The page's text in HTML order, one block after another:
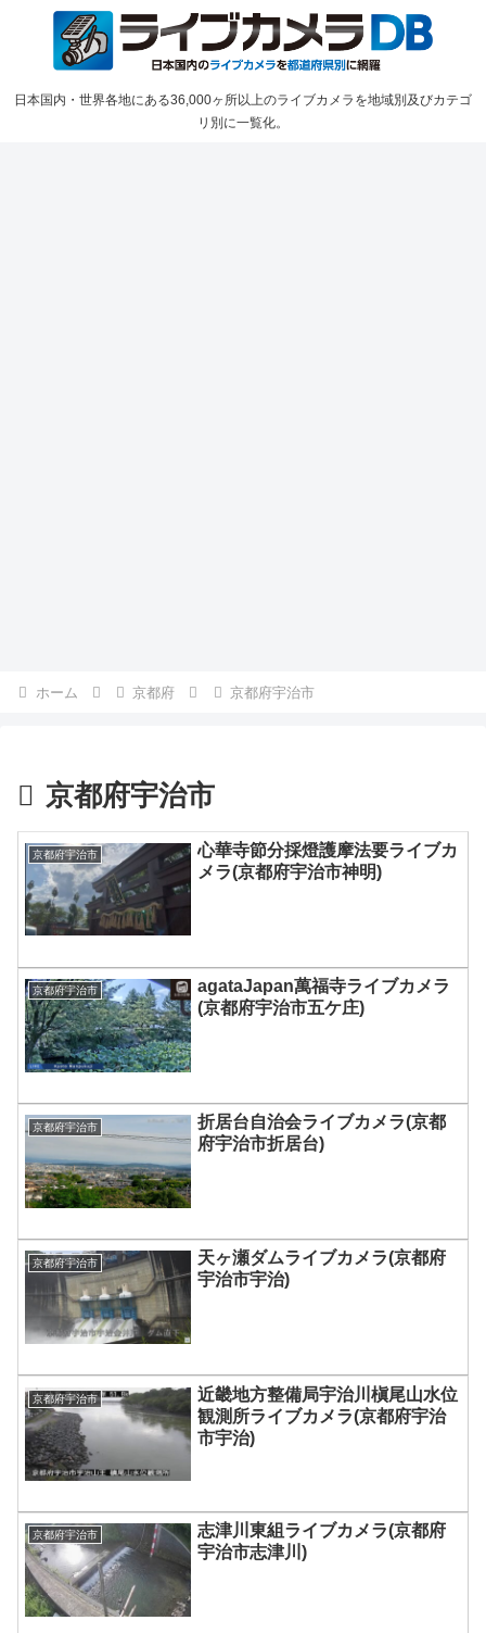
日本国内・世界各地にある36,000ヶ所以上のライブカメラを地域別及びカテゴ
リ別に一覧化。
ホーム 京都府 京都府宇治市
京都府宇治市
京都府宇治市
心華寺節分採燈護摩法要ライブカ
メラ(京都府宇治市神明)
京都府宇治市
agataJapan萬福寺ライブカメラ
(京都府宇治市五ケ庄)
京都府宇治市
折居台自治会ライブカメラ(京都
府宇治市折居台)
京都府宇治市
天ヶ瀬ダムライブカメラ(京都府
宇治市宇治)
京都府宇治市
近畿地方整備局宇治川槇尾山水位
観測所ライブカメラ(京都府宇治
市宇治)
京都府宇治市
志津川東組ライブカメラ(京都府
宇治市志津川)